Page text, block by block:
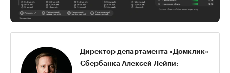
Директор департамента «Домклик»
Сбербанка Алексей Лейпи: